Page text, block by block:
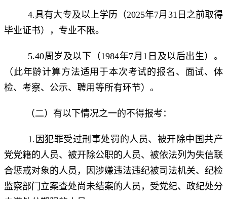
4.具有大专及以上学历（2025年7月31日之前取得
毕业证书），专业不限。
5.40周岁及以下（1984年7月1日及以后出生）。
（此年龄计算方法适用于本次考试的报名、面试、体
检、考察、公示、聘用等所有环节）。
（二）有以下情况之一的不得报考：
1.因犯罪受过刑事处罚的人员、被开除中国共产
党党籍的人员、被开除公职的人员、被依法列为失信联
合惩戒对象的人员，因涉嫌违法违纪被司法机关、纪检
监察部门立案查处尚未结案的人员，受党纪、政纪处分